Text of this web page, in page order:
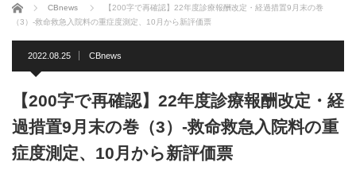
ホーム CBnews
【200字で再確認】22年度診療報酬改定・経過措置9月末の巻
（3）-救命救急入院料の重症度測定、10月から新評価票
2022.08.25 CBnews
【200字で再確認】22年度診療報酬改定・経
過措置9月末の巻（3）-救命救急入院料の重
症度測定、10月から新評価票